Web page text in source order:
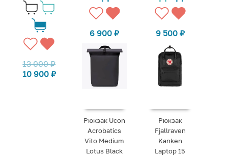
13 000₽
10 900 ₽
6 900₽ 9 500 ₽
Рюкзак Ucon
Acrobatics
Vito Medium
Lotus Black
Рюкзак
Fjallraven
Kanken
Laptop 15